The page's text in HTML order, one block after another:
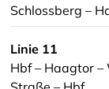
Schlossberg –
Linie 11
Hbf – Haagtor –